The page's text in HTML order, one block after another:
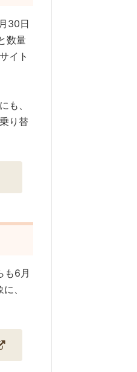
30日
数量
イト
も、
り替
も6月
、